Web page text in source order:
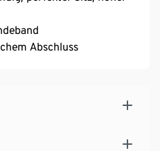
Abschluss